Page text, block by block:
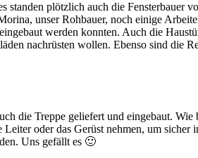
standen plötzlich auch die Fensterbauer
unser Rohbauer, noch einige
werden konnten. Auch die
nachrüsten wollen. Ebenso sind die
die Treppe geliefert und eingebaut.
oder das Gerüst nehmen, um
Uns gefällt es 🙂